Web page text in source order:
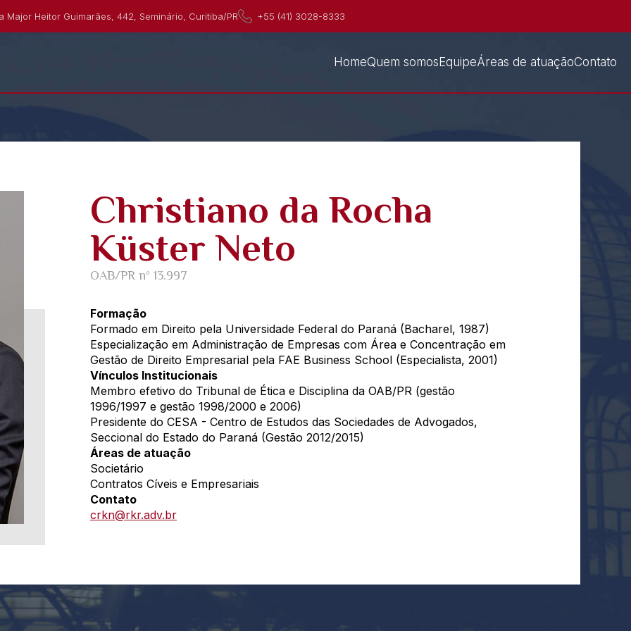
Major Heitor Guimarães, 442, Seminário, Curitiba/PR +55 (41) 3028-8333
HomeQuem somos EquipeÁreas de atuaçãoContato
Christiano da Rocha
Küster Neto
OAB/PR nº 13.997
Formação
Formado em Direito pela Universidade Federal do Paraná (Bacharel, 1987)
Especialização em Administração de Empresas com Área e Concentração em
Gestão de Direito Empresarial pela FAE Business School (Especialista, 2001)
Vínculos Institucionais
Membro efetivo do Tribunal de Ética e Disciplina da OAB/PR (gestão
1996/1997 e gestão 1998/2000 e 2006)
Presidente do CESA - Centro de Estudos das Sociedades de Advogados,
Seccional do Estado do Paraná (Gestão 2012/2015)
Áreas de atuação
Societário
Contratos Cíveis e Empresariais
Contato
crkn@rkr.adv.br